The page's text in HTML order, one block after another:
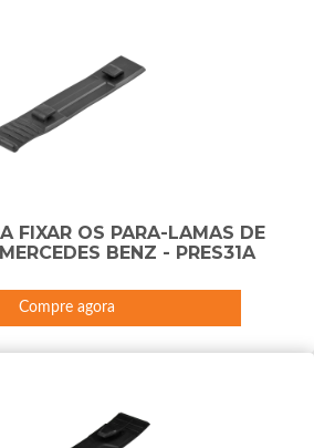
FIXAR OS PARA-LAMAS DE
BENZ - PRES31A
Compre agora